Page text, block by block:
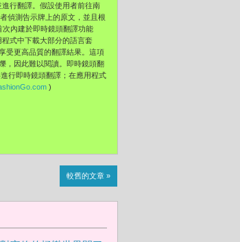
行翻譯。假設使用者前往南
偵測告示牌上的原文，並且根
內建於即時鏡頭翻譯功能
式中下載大部分的語言套
受更高品質的翻譯結果。這項
，因此難以閱讀。即時鏡頭翻
行即時鏡頭翻譯；在應用程式
)
較舊的文章 »